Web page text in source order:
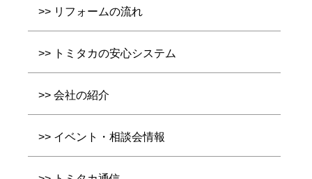
リフォームの流れ
トミタカの安心システム
会社の紹介
イベント・相談会情報